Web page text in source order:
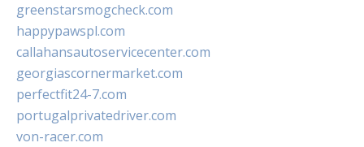
greenstarsmogcheck.com
happypawspl.com
callahansautoservicecenter.com
georgiascornermarket.com
perfectfit24-7.com
portugalprivatedriver.com
von-racer.com